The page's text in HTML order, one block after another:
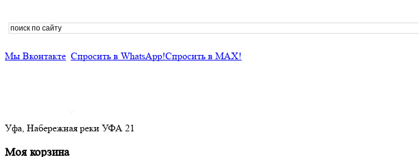
Мы Вконтакте Спросить в WhatsApp!Спросить в MAX!
Уфа, Набережная реки УФА 21
Моя корзина